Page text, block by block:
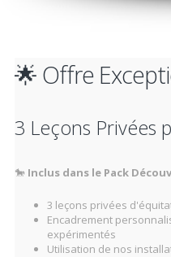
🌟 Offre
3 Leçons Privées
🐎 Inclus dans le Pack
3 leçons privées
Encadrement
expérimentés
Utilisation de nos